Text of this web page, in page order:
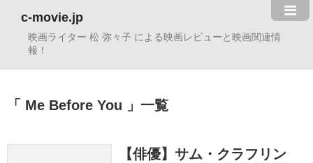
c-movie.jp
映画ライター 松 弥々子 による映画レビューと映画関連情
報！
Me Before You 一覧
【俳優】サム・クラフリン